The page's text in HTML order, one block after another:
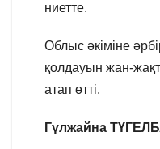
ниетте.
Облыс әкіміне
қолдауын жан-
атап өтті.
Гүлжайна